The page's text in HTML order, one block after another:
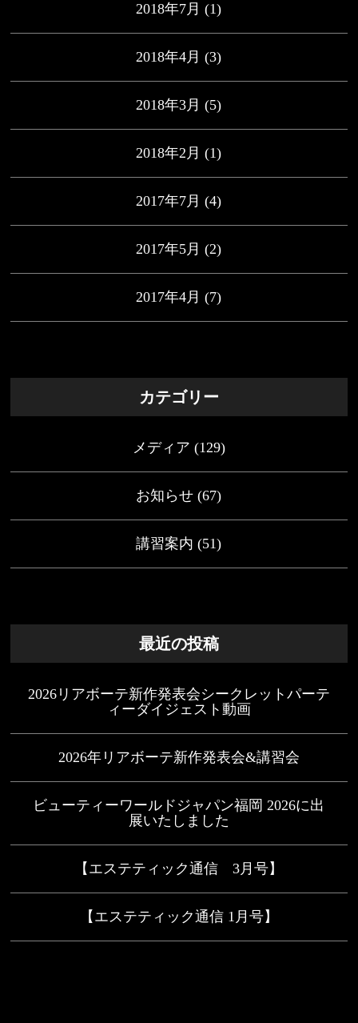
2018年7月 (1)
2018年4月 (3)
2018年3月 (5)
2018年2月 (1)
2017年7月 (4)
2017年5月 (2)
2017年4月 (7)
カテゴリー
メディア (129)
お知らせ (67)
講習案内 (51)
最近の投稿
2026リアボーテ新作発表会シークレットパーテ
ィーダイジェスト動画
2026年リアボーテ新作発表会&講習会
ビューティーワールドジャパン福岡 2026に出
展いたしました
【エステティック通信 3月号】
【エステティック通信 1月号】